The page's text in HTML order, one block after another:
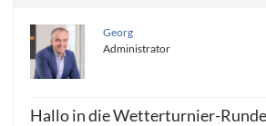
Georg
Administrator
Hallo in die Wetterturnier-